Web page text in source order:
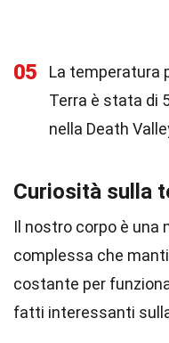
05
La temperatura
Terra è stata di
nella Death
Curiosità sulla
Il nostro corpo è una
complessa che
costante per
fatti interessanti